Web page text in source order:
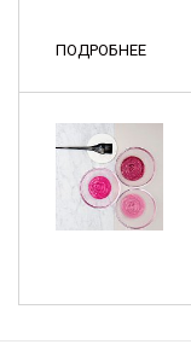
ПОДРОБНЕЕ